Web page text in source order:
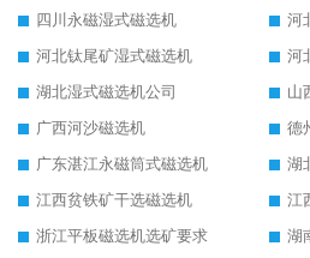
四川永磁湿式磁选机
河
河北钛尾矿湿式磁选机
河
湖北湿式磁选机公司
山
广西河沙磁选机
德
广东湛江永磁筒式磁选机
湖
江西贫铁矿干选磁选机
江
浙江平板磁选机选矿要求
湖